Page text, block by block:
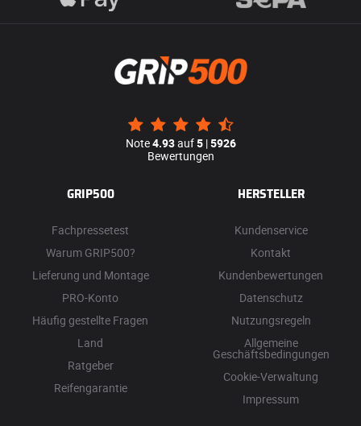
Note4.93auf5|5926
Bewertungen
GRIP500
Fachpressetest
Warum GRIP500?
Lieferung und Montage
PRO-Konto
Häufig gestellte Fragen
Land
Ratgeber
Reifengarantie
HERSTELLER
Kundenservice
Kontakt
Kundenbewertungen
Datenschutz
Nutzungsregeln
Allgemeine
Geschäftsbedingungen
Cookie-Verwaltung
Impressum